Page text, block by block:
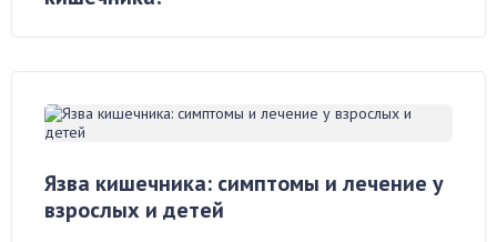
Язва кишечника: симптомы и лечение у
взрослых и детей